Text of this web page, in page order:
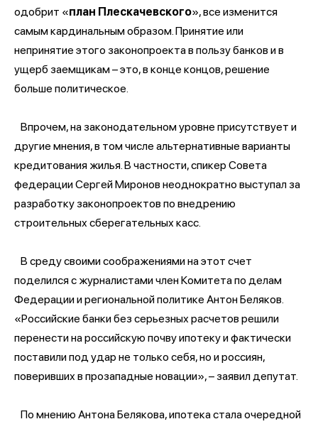
одобрит «план Плескачевского», все изменится
самым кардинальным образом. Принятие или
непринятие этого законопроекта в пользу банков и в
ущерб заемщикам – это, в конце концов, решение
больше политическое.
Впрочем, на законодательном уровне присутствует и
другие мнения, в том числе альтернативные варианты
кредитования жилья. В частности, спикер Совета
федерации Сергей Миронов неоднократно выступал за
разработку законопроектов по внедрению
строительных сберегательных касс.
В среду своими соображениями на этот счет
поделился с журналистами член Комитета по делам
Федерации и региональной политике Антон Беляков.
«Российские банки без серьезных расчетов решили
перенести на российскую почву ипотеку и фактически
поставили под удар не только себя, но и россиян,
поверивших в прозападные новации», – заявил депутат.
По мнению Антона Белякова, ипотека стала очередной